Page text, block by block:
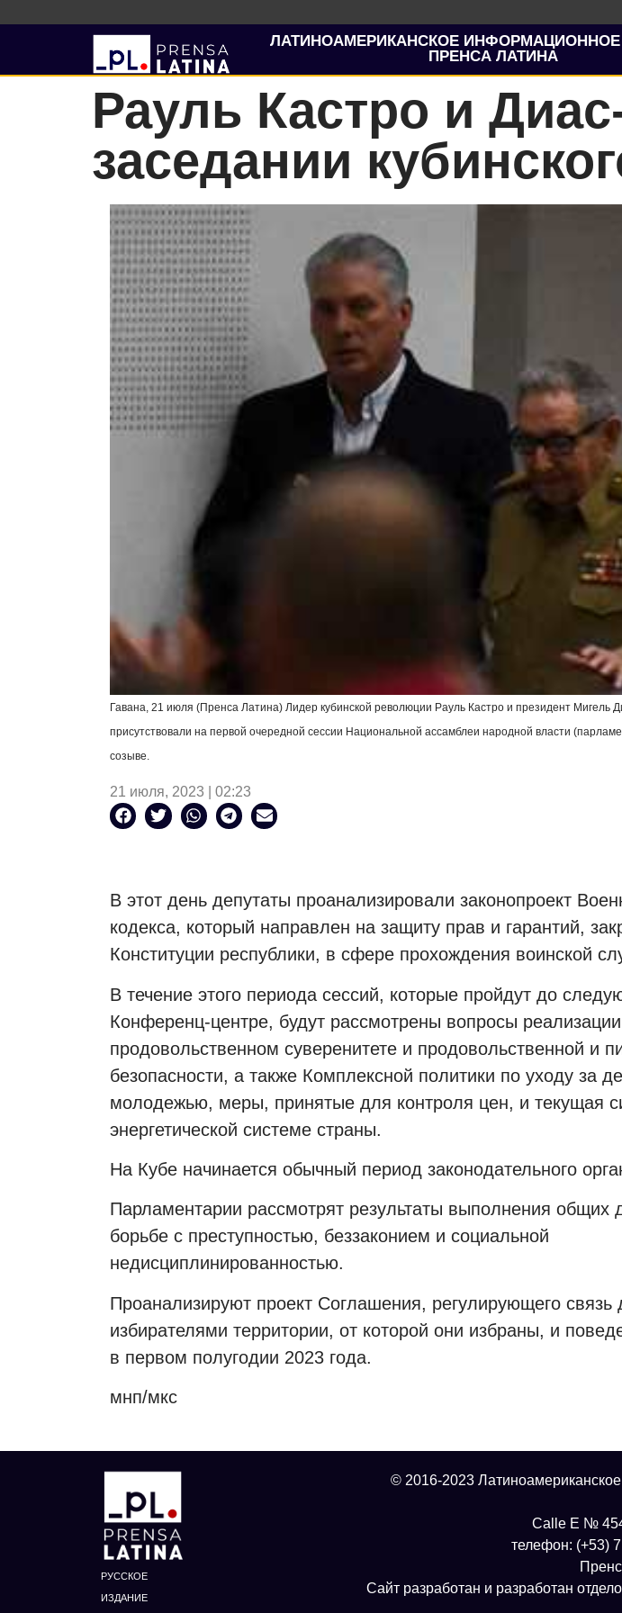
ЛАТИНОАМЕРИКАНСКОЕ ИНФОРМАЦИОННОЕ
ПРЕНСА ЛАТИНА
Рауль Кастро и
заседании
Гавана, 21 июля (Пренса Латина) Лидер кубинской революции Рауль Кастро и президент Мигель
присутствовали на первой очередной сессии Национальной ассамблеи народной власти
созыве.
21 июля, 2023 | 02:23
В этот день депутаты проанализировали законопроект
кодекса, который направлен на защиту прав и гарантий,
Конституции республики, в сфере прохождения воинской
В течение этого периода сессий, которые пройдут до
Конференц-центре, будут рассмотрены вопросы
продовольственном суверенитете и продовольственной и
безопасности, а также Комплексной политики по уходу за
молодежью, меры, принятые для контроля цен, и текущая
энергетической системе страны.
На Кубе начинается обычный период законодательного
Парламентарии рассмотрят результаты выполнения общих
борьбе с преступностью, беззаконием и социальной
недисциплинированностью.
Проанализируют проект Соглашения, регулирующего связь
избирателями территории, от которой они избраны, и
в первом полугодии 2023 года.
мнп/мкс
РУССКОЕ
ИЗДАНИЕ
© 2016-2023
Calle E №
телефон: (+53)
Сайт разработан и разработан